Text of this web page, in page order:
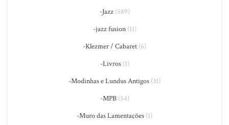
-Jazz(589)
-jazz fusion(11)
-Klezmer / Cabaret (6)
-Livros(1)
-Modinhas e Lundus Antigos (31)
-MPB(54)
-Muro das Lamentações (1)